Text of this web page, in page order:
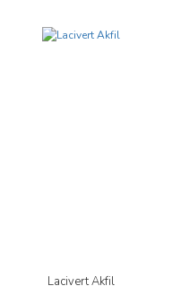
Lacivert Akfil
İncele